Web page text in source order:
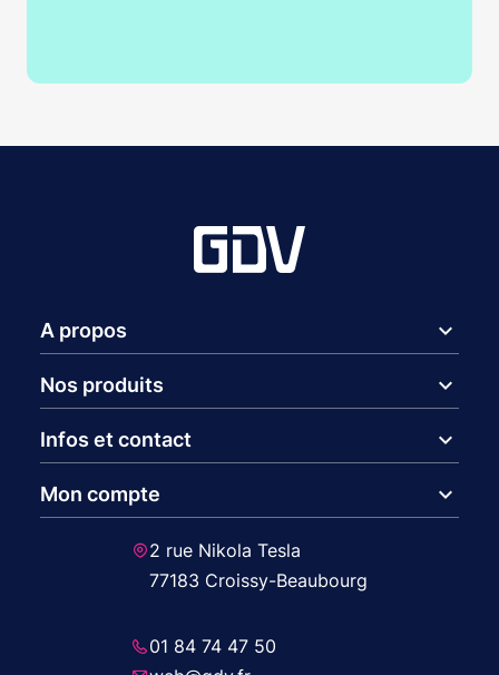
A propos expand_more
Nos produits expand_more
Infos et contact expand_more
Mon compte expand_more
2 rue Nikola Tesla
77183 Croissy-Beaubourg
01 84 74 47 50